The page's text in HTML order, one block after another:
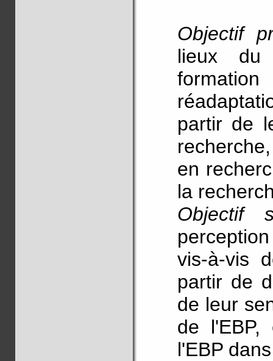
Objectif
lieux du
partir de
en
la
Objectif
vis-à-vis
partir de
de leur
de l'EBP,
l'EBP